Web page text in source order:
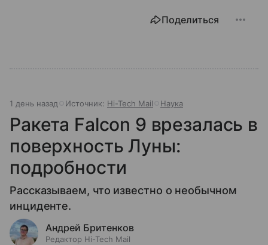
Поделиться
1 день назад Источник: Hi-Tech Mail Наука
Ракета Falcon 9 врезалась в
поверхность Луны:
подробности
Рассказываем, что известно о необычном
инциденте.
Андрей Бритенков
Редактор Hi-Tech Mail